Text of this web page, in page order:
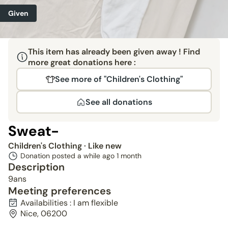
Given
This item has already been given away ! Find
more great donations here :
See more of "Children's Clothing"
See all donations
Sweat-
Children's Clothing· Like new
Donation posted a while ago 1 month
Description
9ans
Meeting preferences
Availabilities : I am flexible
Nice, 06200